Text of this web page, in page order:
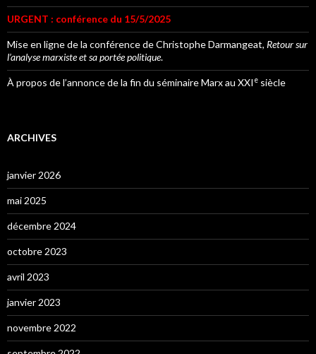
URGENT : conférence du 15/5/2025
Mise en ligne de la conférence de Christophe Darmangeat, Retour sur
l’analyse marxiste et sa portée politique.
À propos de l’annonce de la fin du séminaire Marx au XXI e siècle
ARCHIVES
janvier 2026
mai 2025
décembre 2024
octobre 2023
avril 2023
janvier 2023
novembre 2022